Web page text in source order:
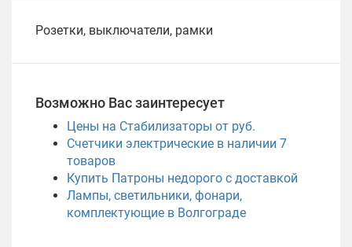
Розетки, выключатели, рамки
Возможно Вас заинтересует
Цены на Стабилизаторы от руб.
Счетчики электрические в наличии 7
товаров
Купить Патроны недорого с доставкой
Лампы, светильники, фонари,
комплектующие в Волгограде